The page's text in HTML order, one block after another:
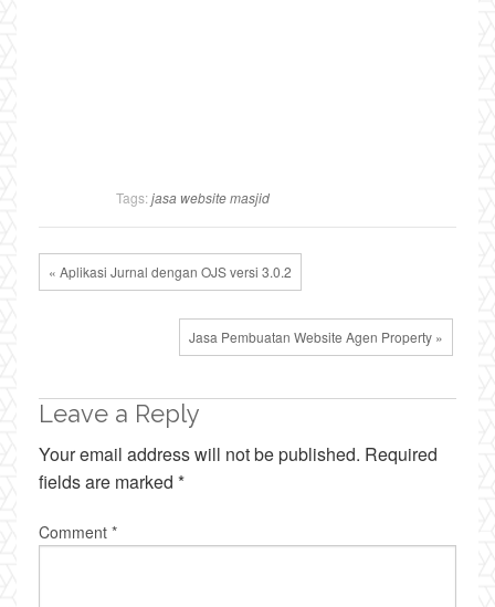
Tags: jasa website masjid
« Aplikasi Jurnal dengan OJS versi 3.0.2
Jasa Pembuatan Website Agen Property »
Leave a Reply
Your email address will not be published. Required
fields are marked *
Comment *